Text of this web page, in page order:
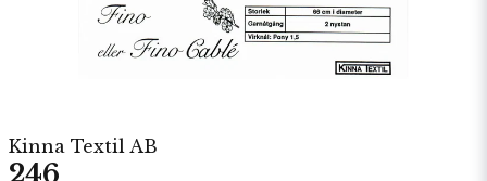
Kinna Textil AB
246